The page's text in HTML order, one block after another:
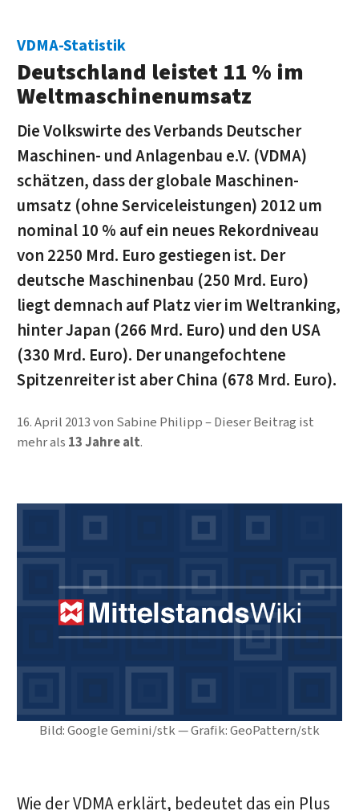
Bild: Google Gemini/stk — Grafik: GeoPattern/stk
VDMA-Statistik
Deutschland leistet 11 % im
Weltmaschinenumsatz
Die Volkswirte des Verbands Deutscher
Maschinen- und Anlagen­bau e.V. (VDMA)
schätzen, dass der globale Maschinen­
umsatz (ohne Service­leistungen) 2012 um
nominal 10 % auf ein neues Rekord­niveau
von 2250 Mrd. Euro ge­stiegen ist. Der
deutsche Maschinen­bau (250 Mrd. Euro)
liegt dem­nach auf Platz vier im Welt­ranking,
hinter Japan (266 Mrd. Euro) und den USA
(330 Mrd. Euro). Der un­ange­fochtene
Spitzen­reiter ist aber China (678 Mrd. Euro).
16. April 2013von Sabine Philipp
Dieser Beitrag ist
mehr als 13 Jahre alt.
Wie der VDMA erklärt, bedeutet das ein Plus